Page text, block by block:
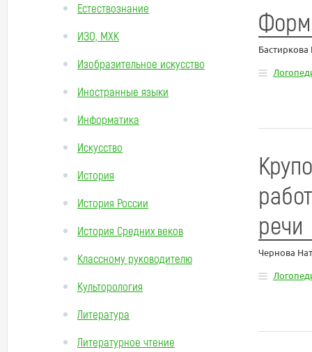
Естествознание
ИЗО, МХК
Изобразительное искусство
Иностранные языки
Информатика
Искусство
История
История России
История Средних веков
Классному руководителю
Культорология
Литература
Литературное чтение
речи
Чернова